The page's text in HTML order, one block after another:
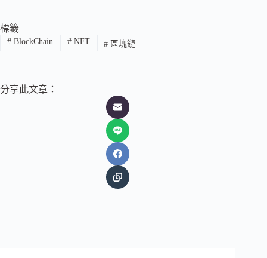
標籤
#BlockChain #NFT # 區塊鏈
分享此文章：